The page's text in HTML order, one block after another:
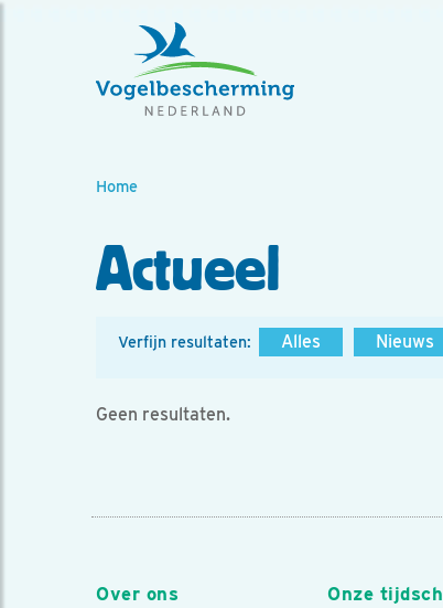
Home
Actueel
Verfijn resultaten: Alles Nieuws
Geen resultaten.
Over ons Onze